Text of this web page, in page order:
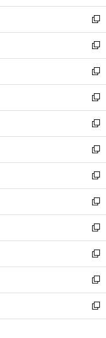
開
く
ウ
で
開
く
ン
ド
ウ
で
開
く
ウ
ィ
ン
ド
ウ
で
開
く
新
し
い
ウ
ィ
ン
ド
ウ
で
開
く
新
し
い
ウ
ィ
ン
ド
ウ
で
開
く
新
し
い
ウ
ィ
ン
ド
ウ
で
開
く
新
し
い
ウ
ィ
ン
ド
ウ
で
開
く
新
し
い
ウ
ィ
ン
ド
ウ
で
開
く
新
し
い
ウ
ィ
ン
ド
ウ
で
開
く
新
し
い
ウ
ィ
ン
ド
ウ
で
開
く
新
し
い
ウ
ィ
ン
ド
ウ
で
開
新
し
い
ウ
ィ
ン
ド
ウ
新
し
い
ウ
ィ
ン
新
し
い
ウ
新
し